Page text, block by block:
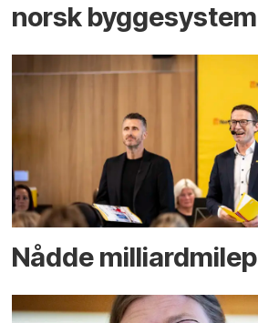
norsk bygge­system
Nådde